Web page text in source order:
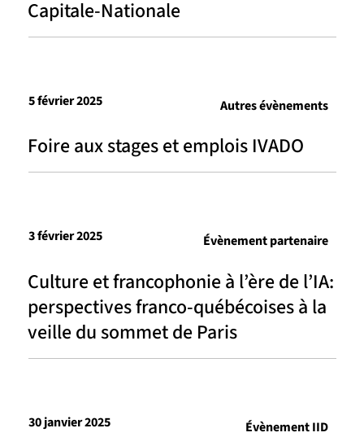
Capitale-Nationale
Foire aux stages et emplois IVADO
5 février 2025 Autres évènements
Culture et francophonie à l’ère de l’IA:
perspectives franco-québécoises à la
veille du sommet de Paris
3 février 2025 Évènement partenaire
30 janvier 2025 Évènement IID